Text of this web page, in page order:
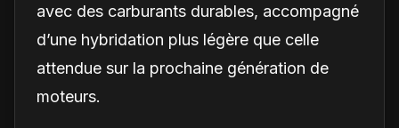
avec des carburants durables, accompagné
d’une hybridation plus légère que celle
attendue sur la prochaine génération de
moteurs.